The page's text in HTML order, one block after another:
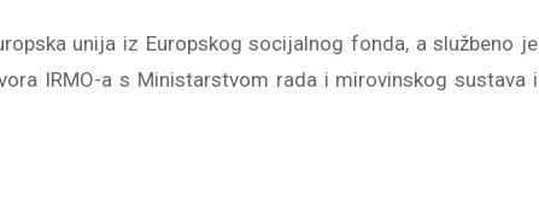
unija iz Europskog socijalnog fonda, a službeno je
IRMO-a s Ministarstvom rada i mirovinskog sustava i